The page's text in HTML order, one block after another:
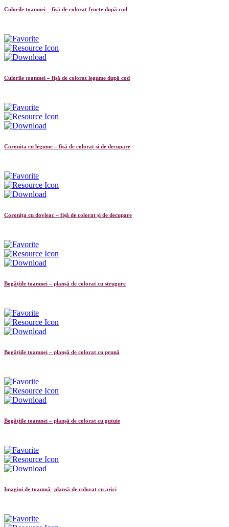
Culorile toamnei – fișă de colorat fructe după cod
Culorile toamnei – fișă de colorat legume după cod
Coronița cu legume – fișă de colorat și de decupare
Coronița cu dovleac – fișă de colorat și de decupare
Bogățiile toamnei – planșă de colorat cu strugure
Bogățiile toamnei – planșă de colorat cu prună
Bogățiile toamnei – planșă de colorat cu gutuie
Imagini de toamnă- planșă de colorat cu arici